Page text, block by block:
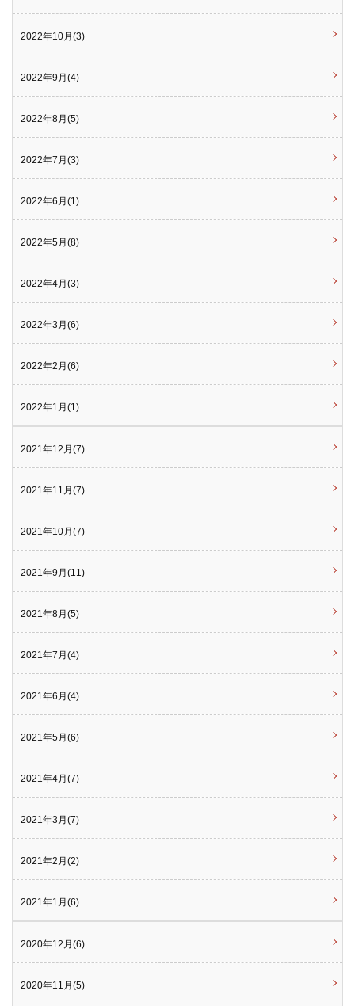
2022年10月(3)
2022年9月(4)
2022年8月(5)
2022年7月(3)
2022年6月(1)
2022年5月(8)
2022年4月(3)
2022年3月(6)
2022年2月(6)
2022年1月(1)
2021年12月(7)
2021年11月(7)
2021年10月(7)
2021年9月(11)
2021年8月(5)
2021年7月(4)
2021年6月(4)
2021年5月(6)
2021年4月(7)
2021年3月(7)
2021年2月(2)
2021年1月(6)
2020年12月(6)
2020年11月(5)